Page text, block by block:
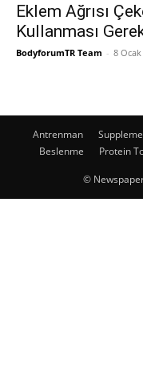
Eklem Ağrısı
Kullanması
BodyforumTR Team - 8
Antrenman
Beslenme
Protein
©